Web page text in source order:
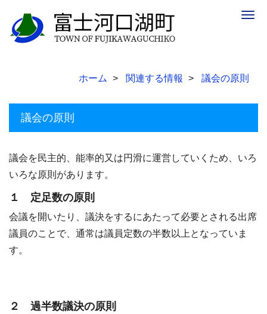
ホーム 関連する情報 議会の原則
議会の原則
議会を民主的、能率的又は円滑に運営していくため、いろ
いろな原則があります。
１ 定足数の原則
会議を開いたり、議決をするにあたって必要とされる出席
議員のことで、通常は議員定数の半数以上となっていま
す。
２ 過半数議決の原則